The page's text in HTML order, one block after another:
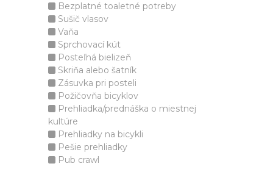
Bezplatné toaletné potreby
Sušič vlasov
Vaňa
Sprchovací kút
Posteľná bielizeň
Skriňa alebo šatník
Zásuvka pri posteli
Požičovňa bicyklov
Prehliadka/prednáška o miestnej
kultúre
Prehliadky na bicykli
Pešie prehliadky
Pub crawl